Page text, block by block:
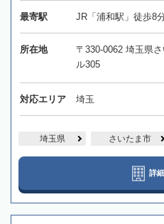
最寄駅 JR「浦和駅」徒歩8
所在地
〒330-0062 埼玉県
ル305
対応エリア 埼玉
埼玉県 さいたま市
詳